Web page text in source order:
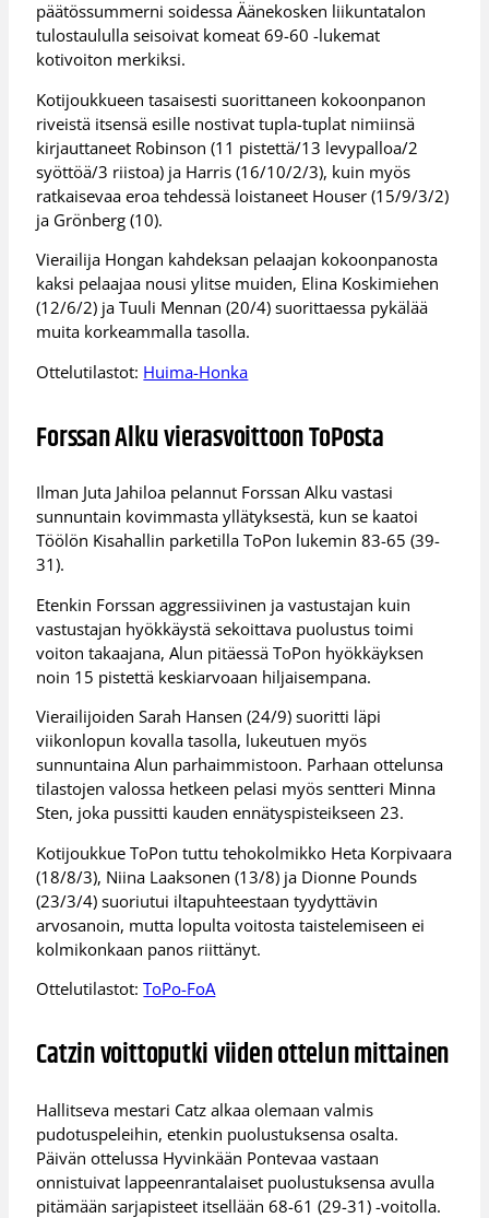
päätössummerni soidessa Äänekosken liikuntatalon
tulostaululla seisoivat komeat 69-60 -lukemat
kotivoiton merkiksi.
Kotijoukkueen tasaisesti suorittaneen kokoonpanon
riveistä itsensä esille nostivat tupla-tuplat nimiinsä
kirjauttaneet Robinson (11 pistettä/13 levypalloa/2
syöttöä/3 riistoa) ja Harris (16/10/2/3), kuin myös
ratkaisevaa eroa tehdessä loistaneet Houser (15/9/3/2)
ja Grönberg (10).
Vierailija Hongan kahdeksan pelaajan kokoonpanosta
kaksi pelaajaa nousi ylitse muiden, Elina Koskimiehen
(12/6/2) ja Tuuli Mennan (20/4) suorittaessa pykälää
muita korkeammalla tasolla.
Ottelutilastot: Huima-Honka
Forssan Alku vierasvoittoon ToPosta
Ilman Juta Jahiloa pelannut Forssan Alku vastasi
sunnuntain kovimmasta yllätyksestä, kun se kaatoi
Töölön Kisahallin parketilla ToPon lukemin 83-65 (39-
31).
Etenkin Forssan aggressiivinen ja vastustajan kuin
vastustajan hyökkäystä sekoittava puolustus toimi
voiton takaajana, Alun pitäessä ToPon hyökkäyksen
noin 15 pistettä keskiarvoaan hiljaisempana.
Vierailijoiden Sarah Hansen (24/9) suoritti läpi
viikonlopun kovalla tasolla, lukeutuen myös
sunnuntaina Alun parhaimmistoon. Parhaan ottelunsa
tilastojen valossa hetkeen pelasi myös sentteri Minna
Sten, joka pussitti kauden ennätyspisteikseen 23.
Kotijoukkue ToPon tuttu tehokolmikko Heta Korpivaara
(18/8/3), Niina Laaksonen (13/8) ja Dionne Pounds
(23/3/4) suoriutui iltapuhteestaan tyydyttävin
arvosanoin, mutta lopulta voitosta taistelemiseen ei
kolmikonkaan panos riittänyt.
Ottelutilastot:ToPo-FoA
Catzin voittoputki viiden ottelun mittainen
Hallitseva mestari Catz alkaa olemaan valmis
pudotuspeleihin, etenkin puolustuksensa osalta.
Päivän ottelussa Hyvinkään Pontevaa vastaan
onnistuivat lappeenrantalaiset puolustuksensa avulla
pitämään sarjapisteet itsellään 68-61 (29-31) -voitolla.